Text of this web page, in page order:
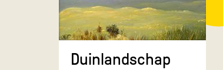
Duinlandschap